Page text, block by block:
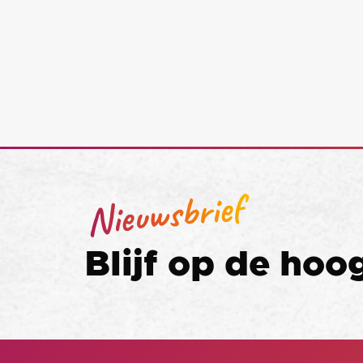
Nieuwsbrief
Blijf op de